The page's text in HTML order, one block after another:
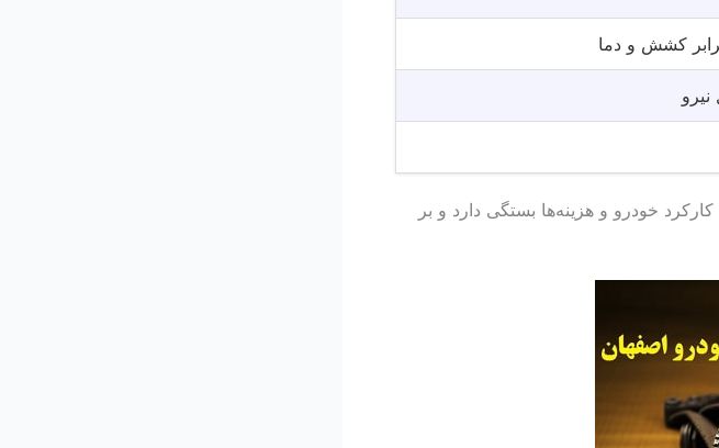
کشش و دما
خودرو و هزینه‌ها بستگی دارد و بر